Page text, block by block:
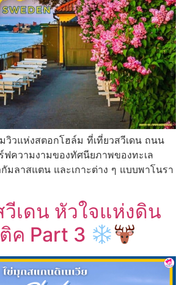
วิวแห่งสตอกโฮล์ม ที่เที่ยวสวีเดน ถนน
ฟความงามของทัศนียภาพของทะเล
มลาสแตน และเกาะต่าง ๆ แบบพาโนรา
เดน หัวใจแห่งดิน
ค Part 3